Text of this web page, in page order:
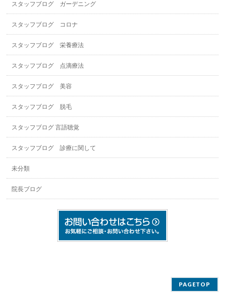
スタッフブログ ガーデニング
スタッフブログ コロナ
スタッフブログ 栄養療法
スタッフブログ 点滴療法
スタッフブログ 美容
スタッフブログ 脱毛
スタッフブログ 言語聴覚
スタッフブログ 診療に関して
未分類
院長ブログ
PAGETOP